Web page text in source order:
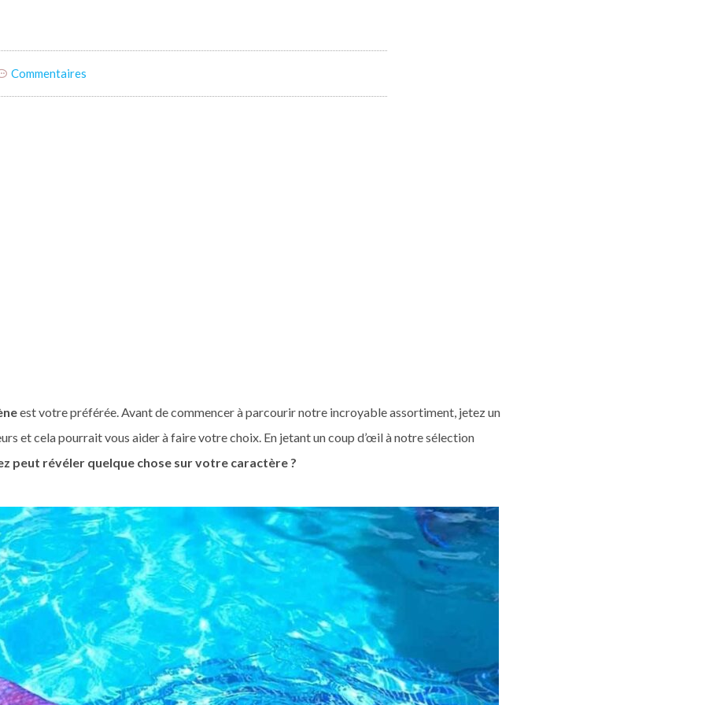
Commentaires
est votre préférée. Avant de commencer à parcourir notre incroyable assortiment, jetez un
et cela pourrait vous aider à faire votre choix. En jetant un coup d’œil à notre sélection
peut révéler quelque chose sur votre caractère ?